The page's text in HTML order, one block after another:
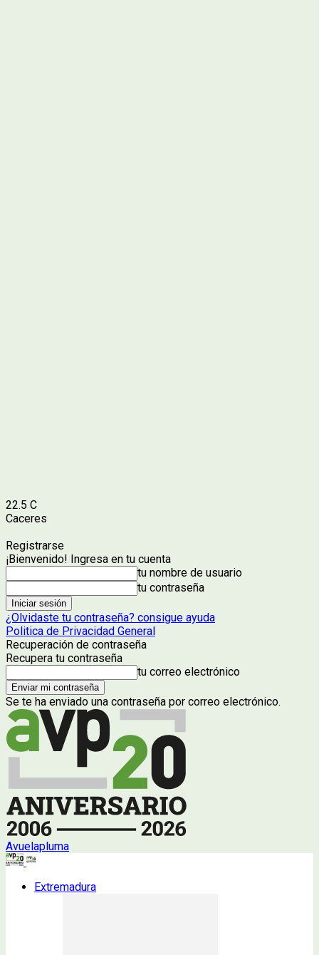
22.5 C
Caceres
Registrarse
¡Bienvenido! Ingresa en tu cuenta
tu nombre de usuario
tu contraseña
¿Olvidaste tu contraseña? consigue ayuda
Politica de Privacidad General
Recuperación de contraseña
Recupera tu contraseña
tu correo electrónico
Se te ha enviado una contraseña por correo electrónico.
Avuelapluma
Extremadura